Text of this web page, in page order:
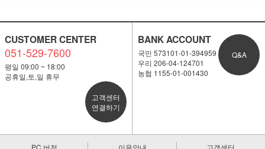
CUSTOMER CENTER
051-529-7600
평일 09:00 ~ 18:00
공휴일,토,일 휴무
고객센터
연결하기
BANK ACCOUNT
국민 573101-01-394959
우리 206-04-124701
농협 1155-01-001430
Q&A
PC 버전 이용안내 고객센터